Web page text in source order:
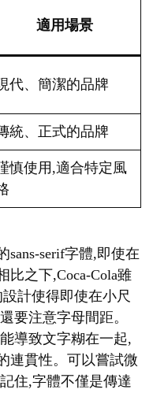
適用場景
代、簡潔的品牌
統、正式的品牌
慎使用,適合特定風
sans-serif字體,即使在
比之下,Coca-Cola雖
計使得即使在小尺
要注意字母間距。
導致文字糊在一起,
連貫性。可以嘗試微
住,字體不僅是傳達